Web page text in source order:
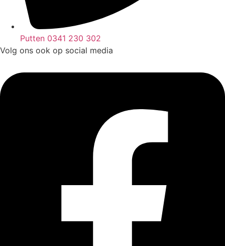
Putten 0341 230 302
Volg ons ook op social media